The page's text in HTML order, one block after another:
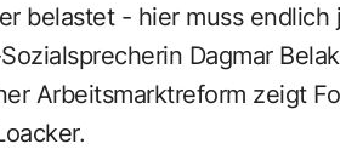
belastet - hier muss
Dagmar
Arbeitsmarktreform zeigt